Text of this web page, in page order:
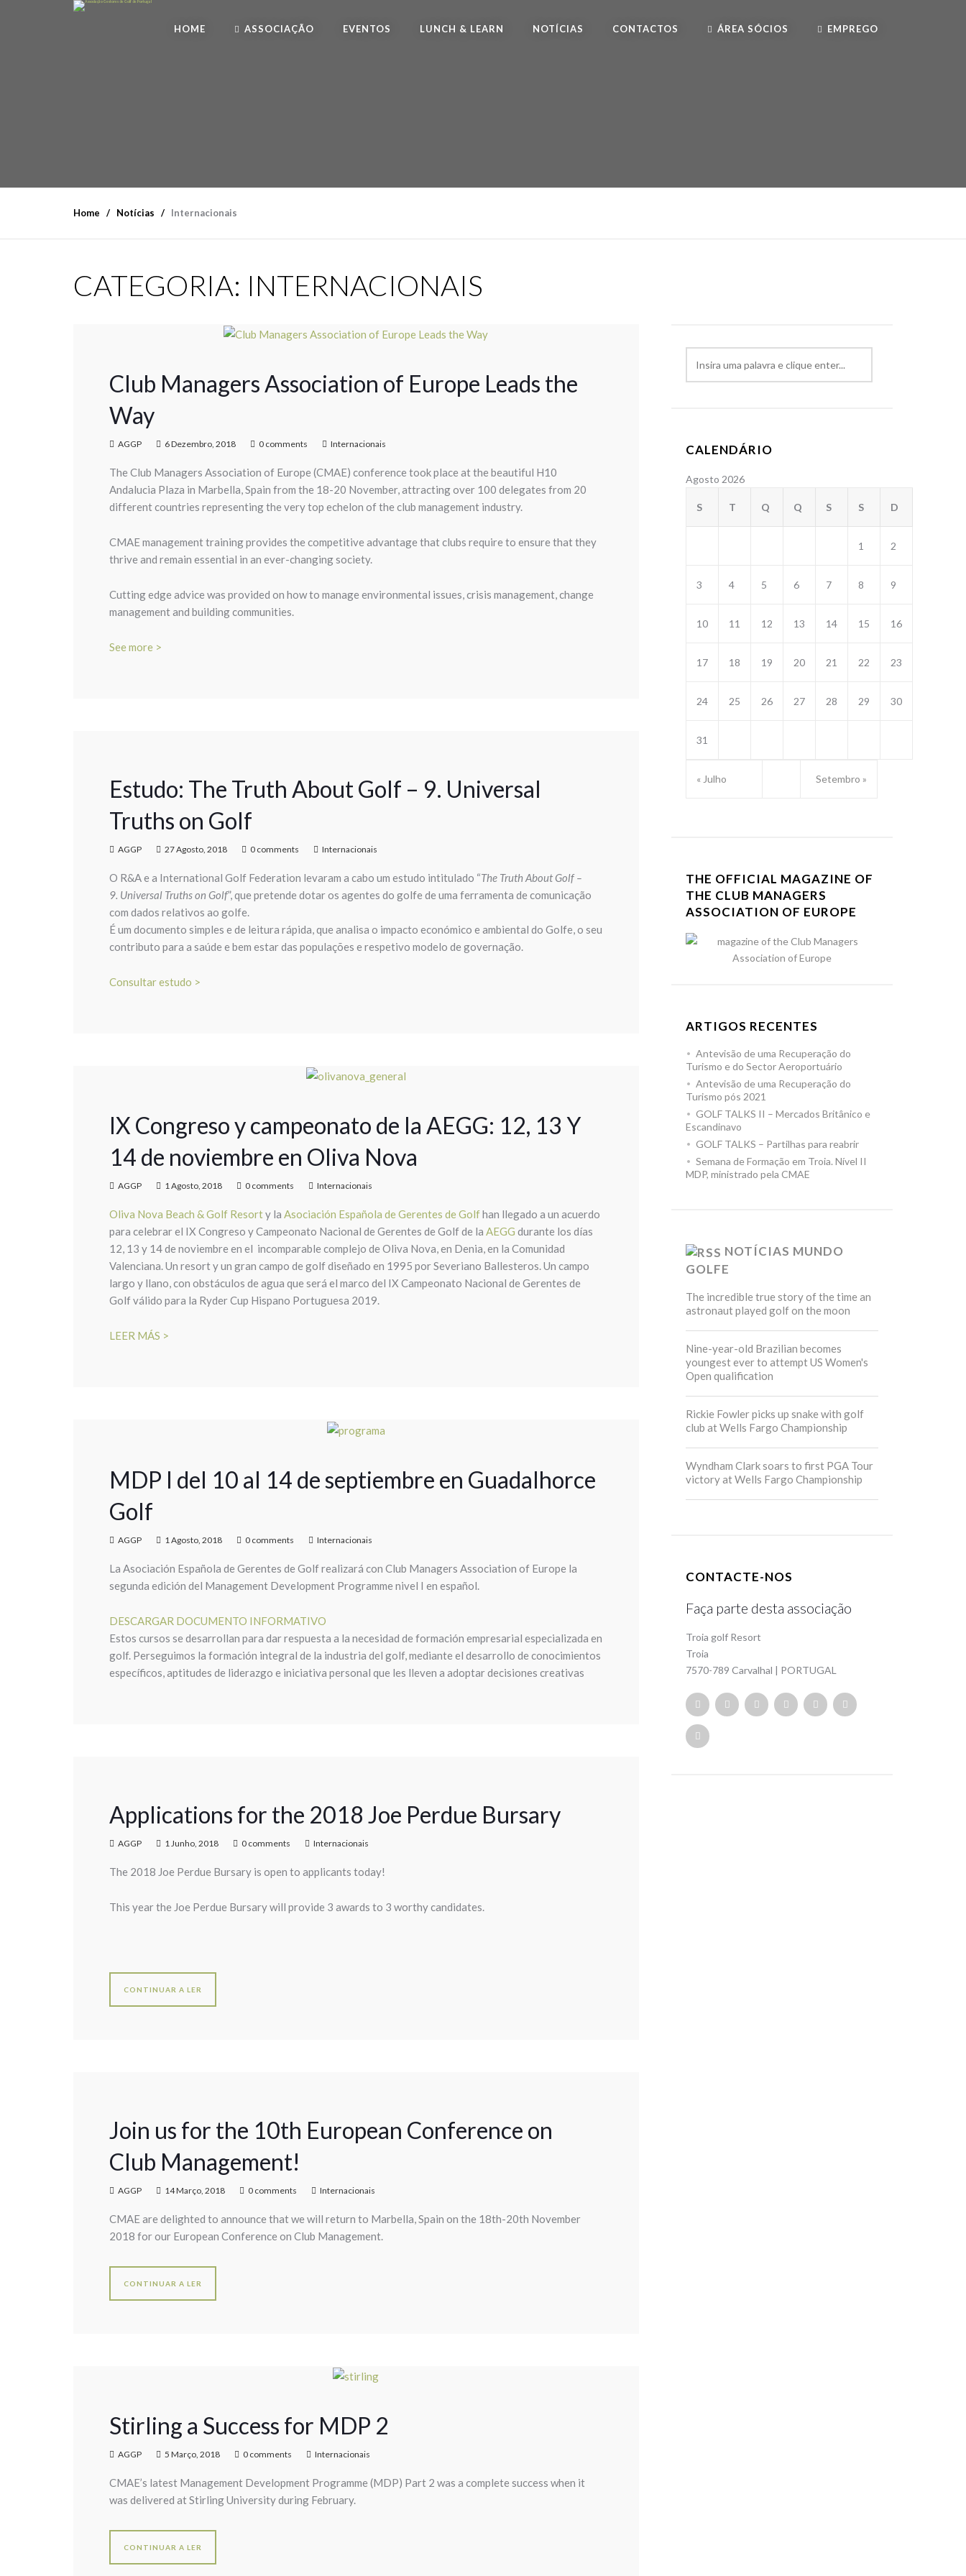
HOME ASSOCIAÇÃO EVENTOS LUNCH & LEARN NOTÍCIAS CONTACTOS ÁREA SÓCIOS EMPREGO
Home Notícias Internacionais
CATEGORIA: INTERNACIONAIS
Club Managers Association of Europe Leads the
Way
AGGP 6 Dezembro, 2018 0 comments Internacionais
The Club Managers Association of Europe (CMAE) conference took place at the beautiful H10
Andalucia Plaza in Marbella, Spain from the 18-20 November, attracting over 100 delegates from 20
different countries representing the very top echelon of the club management industry.
CMAE management training provides the competitive advantage that clubs require to ensure that they
thrive and remain essential in an ever-changing society.
Cutting edge advice was provided on how to manage environmental issues, crisis management, change
management and building communities.
See more >
Estudo: The Truth About Golf – 9. Universal
Truths on Golf
AGGP 27 Agosto, 2018 0 comments Internacionais
O R&A e a International Golf Federation levaram a cabo um estudo intitulado “The Truth About Golf –
9. Universal Truths on Golf”, que pretende dotar os agentes do golfe de uma ferramenta de comunicação
com dados relativos ao golfe.
É um documento simples e de leitura rápida, que analisa o impacto económico e ambiental do Golfe, o seu
contributo para a saúde e bem estar das populações e respetivo modelo de governação.
Consultar estudo >
IX Congreso y campeonato de la AEGG: 12, 13 Y
14 de noviembre en Oliva Nova
AGGP 1 Agosto, 2018 0 comments Internacionais
Oliva Nova Beach & Golf Resorty la Asociación Española de Gerentes de Golfhan llegado a un acuerdo
para celebrar el IX Congreso y Campeonato Nacional de Gerentes de Golf de la AEGG durante los días
12, 13 y 14 de noviembre en el incomparable complejo de Oliva Nova, en Denia, en la Comunidad
Valenciana. Un resort y un gran campo de golf diseñado en 1995 por Severiano Ballesteros. Un campo
largo y llano, con obstáculos de agua que será el marco del IX Campeonato Nacional de Gerentes de
Golf válido para la Ryder Cup Hispano Portuguesa 2019.
LEER MÁS >
MDP I del 10 al 14 de septiembre en Guadalhorce
Golf
AGGP 1 Agosto, 2018 0 comments Internacionais
La Asociación Española de Gerentes de Golf realizará con Club Managers Association of Europe la
segunda edición del Management Development Programme nivel I en español.
DESCARGAR DOCUMENTO INFORMATIVO
Estos cursos se desarrollan para dar respuesta a la necesidad de formación empresarial especializada en
golf. Perseguimos la formación integral de la industria del golf, mediante el desarrollo de conocimientos
específicos, aptitudes de liderazgo e iniciativa personal que les lleven a adoptar decisiones creativas
Applications for the 2018 Joe Perdue Bursary
AGGP 1 Junho, 2018 0 comments Internacionais
The 2018 Joe Perdue Bursary is open to applicants today!
This year the Joe Perdue Bursary will provide 3 awards to 3 worthy candidates.
CONTINUAR A LER
Join us for the 10th European Conference on
Club Management!
AGGP 14 Março, 2018 0 comments Internacionais
CMAE are delighted to announce that we will return to Marbella, Spain on the 18th-20th November
2018 for our European Conference on Club Management.
CONTINUAR A LER
Stirling a Success for MDP 2
AGGP 5 Março, 2018 0 comments Internacionais
CMAE’s latest Management Development Programme (MDP) Part 2 was a complete success when it
was delivered at Stirling University during February.
CONTINUAR A LER
CALENDÁRIO
Agosto 2026
S T Q Q S S D
1 2
3 4 5 6 7 8 9
10 11 12 13 14 15 16
17 18 19 20 21 22 23
24 25 26 27 28 29 30
31
« Julho Setembro »
THE OFFICIAL MAGAZINE OF
THE CLUB MANAGERS
ASSOCIATION OF EUROPE
ARTIGOS RECENTES
Antevisão de uma Recuperação do
Turismo e do Sector Aeroportuário
Antevisão de uma Recuperação do
Turismo pós 2021
GOLF TALKS II – Mercados Britânico e
Escandinavo
GOLF TALKS – Partilhas para reabrir
Semana de Formação em Troia. Nível II
MDP, ministrado pela CMAE
NOTÍCIAS MUNDO
GOLFE
The incredible true story of the time an
astronaut played golf on the moon
Nine-year-old Brazilian becomes
youngest ever to attempt US Women's
Open qualification
Rickie Fowler picks up snake with golf
club at Wells Fargo Championship
Wyndham Clark soars to first PGA Tour
victory at Wells Fargo Championship
CONTACTE-NOS
Faça parte desta associação
Troia golf Resort
Troia
7570-789 Carvalhal | PORTUGAL